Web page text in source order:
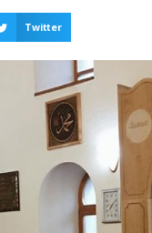
Twitter